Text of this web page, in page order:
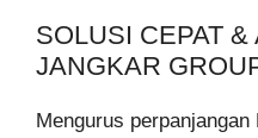
SOLUSI CEPAT &
JANGKAR
Mengurus